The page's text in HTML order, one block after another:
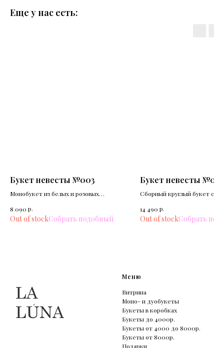
Еще у нас есть:
Букет невесты №003
Монобукет из белых и розовых
8 090 р.
Out of stock
Букет невесты №010
Сборный круглый букет с
14 490 р.
Out of stock
Меню
Витрина
Моно- и дуобукеты
Букеты в коробках
Букеты до 4000р.
Букеты от 4000 до 8000р.
Букеты от 8000р.
Подарки